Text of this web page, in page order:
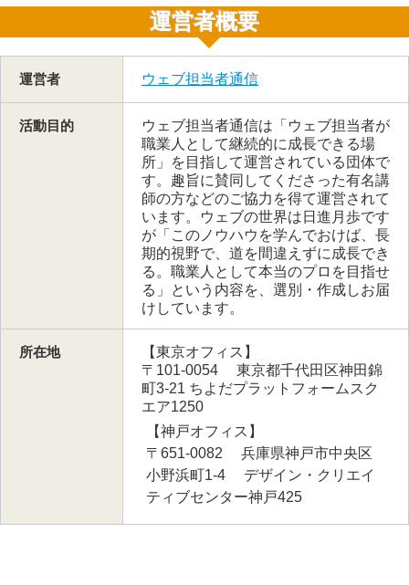
運営者概要
運営者 ウェブ担当者通信
活動目的
ウェブ担当者通信は「ウェブ担当者が
職業人として継続的に成長できる場
所」を目指して運営されている団体で
す。趣旨に賛同してくださった有名講
師の方などのご協力を得て運営されて
います。ウェブの世界は日進月歩です
が「このノウハウを学んでおけば、長
期的視野で、道を間違えずに成長でき
る。職業人として本当のプロを目指せ
る」という内容を、選別・作成しお届
けしています。
所在地
【東京オフィス】
〒101-0054 東京都千代田区神田錦
町3-21 ちよだプラットフォームスク
エア1250
【神戸オフィス】
〒651-0082 兵庫県神戸市中央区
小野浜町1-4 デザイン・クリエイ
ティブセンター神戸425